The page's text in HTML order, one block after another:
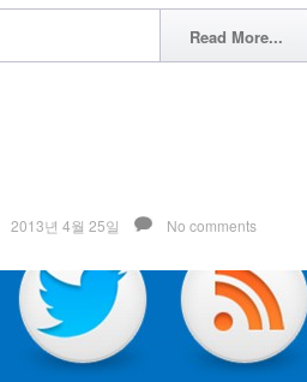
Read More...
2013년 4월 25일 No comments